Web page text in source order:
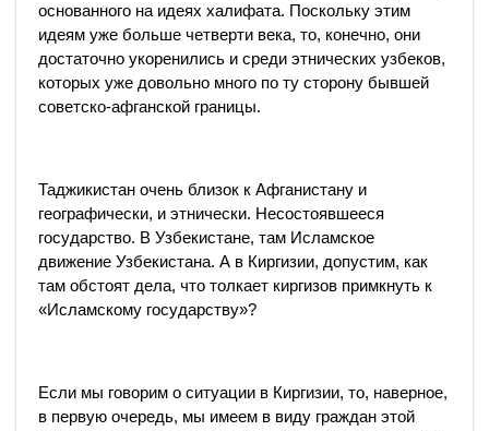
основанного на идеях халифата. Поскольку этим
идеям уже больше четверти века, то, конечно, они
достаточно укоренились и среди этнических узбеков,
которых уже довольно много по ту сторону бывшей
советско-афганской границы.
Таджикистан очень близок к Афганистану и
географически, и этнически. Несостоявшееся
государство. В Узбекистане, там Исламское
движение Узбекистана. А в Киргизии, допустим, как
там обстоят дела, что толкает киргизов примкнуть к
«Исламскому государству»?
Если мы говорим о ситуации в Киргизии, то, наверное,
в первую очередь, мы имеем в виду граждан этой